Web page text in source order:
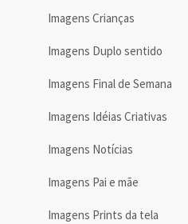
Imagens Crianças
Imagens Duplo sentido
Imagens Final de Semana
Imagens Idéias Criativas
Imagens Notícias
Imagens Pai e mãe
Imagens Prints da tela